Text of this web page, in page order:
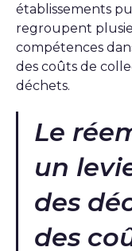
établissements
regroupent
compétences
des coûts de
déchets.
Le
un
des
des